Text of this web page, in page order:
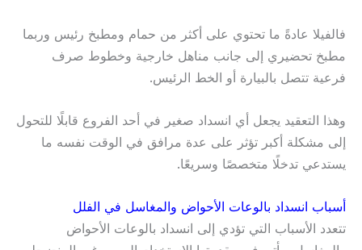
فالفيلا عادةً ما تحتوي على أكثر من حمام ومطبخ رئيس وربما
مطبخ تحضيري إلى جانب مناهل خارجية وخطوط صرف
فرعية تتصل بالبيارة أو الخط الرئيس.
وهذا التعقيد يجعل أي انسداد صغير في أحد الفروع قابلًا للتحول
إلى مشكلة أكبر تؤثر على عدة مرافق في الوقت نفسه ما
يستدعي تدخلًا متخصصًا وسريعًا.
أسباب انسداد بالوعات الأحواض والمغاسل في الفلل
تتعدد الأسباب التي تؤدي إلى انسداد بالوعات الأحواض